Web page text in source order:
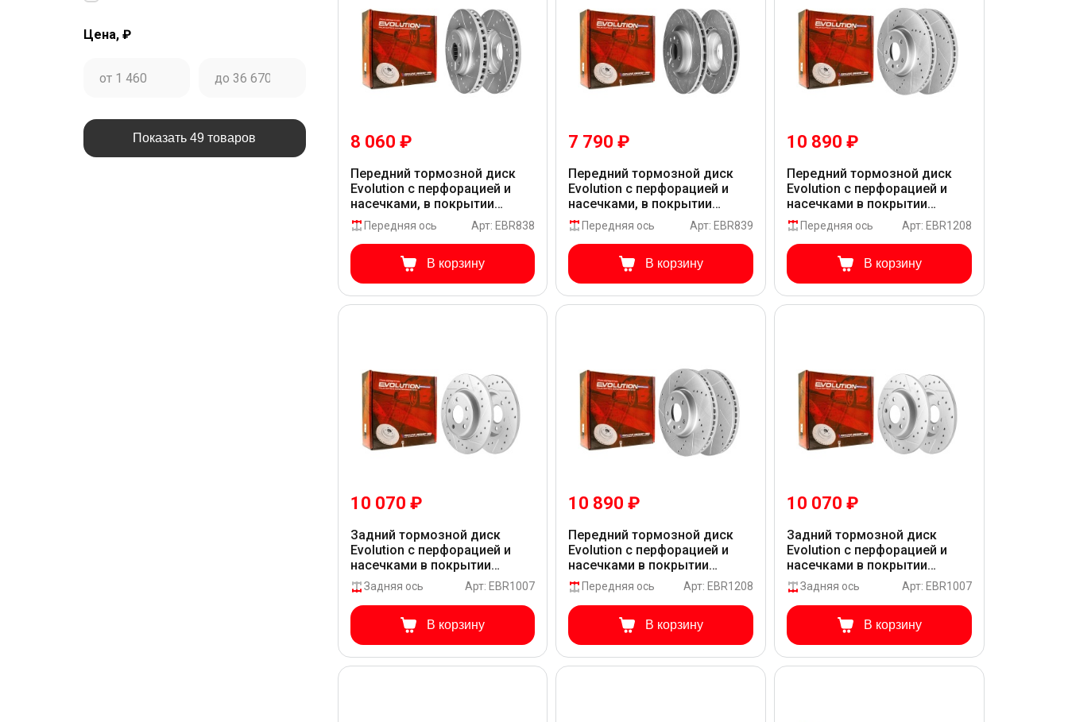
Цена, ₽
Показать 49 товаров 8 060 ₽
Передний тормозной диск
Evolution с перфорацией и
насечками, в покрытии
GEOMET для Audi Q5 8R
Передняя ось Арт: EBR838
В корзину
7 790 ₽
Передний тормозной диск
Evolution с перфорацией и
насечками, в покрытии
GEOMET для Audi Q5 8R
Передняя ось Арт: EBR839
В корзину
10 890 ₽
Передний тормозной диск
Evolution с перфорацией и
насечками в покрытии
GEOMET для Audi Q5 8R
Передняя ось Арт: EBR1208
В корзину
10 070 ₽
Задний тормозной диск
Evolution с перфорацией и
насечками в покрытии
GEOMET для Audi Q5 8RB_2A
Задняя ось Арт: EBR1007
В корзину
10 890 ₽
Передний тормозной диск
Evolution с перфорацией и
насечками в покрытии
GEOMET для Audi Q5 8RB_2A
Передняя ось Арт: EBR1208
В корзину
10 070 ₽
Задний тормозной диск
Evolution с перфорацией и
насечками в покрытии
GEOMET для Audi Q5 8RB_6_
Задняя ось Арт: EBR1007
В корзину